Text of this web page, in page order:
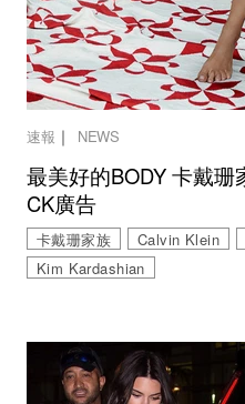
速報 ｜ NEWS
最美好的BODY 卡戴
CK廣告
卡戴珊家族 Calvin Klein
Kim Kardashian